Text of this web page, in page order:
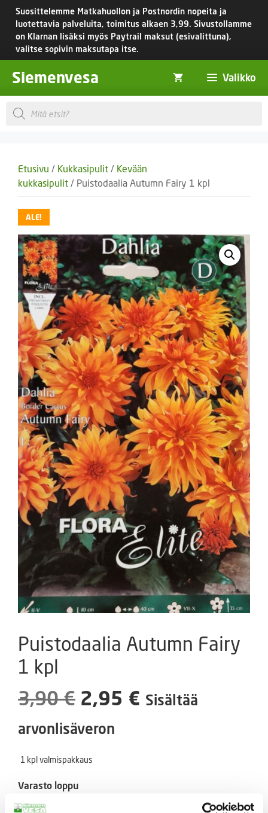
Siirry
sisältöön
Suosittelemme Matkahuollon ja Postnordin nopeita ja
luotettavia palveluita, toimitus alkaen 3,99. Sivustollamme
on Klarnan lisäksi myös Paytrail maksut (esivalittuna),
valitse sopivin maksutapa itse.
Siemenvesa Valikko
Products
search
Etusivu / Kukkasipulit / Kevään
kukkasipulit / Puistodaalia Autumn Fairy 1 kpl
ALE!
Puistodaalia Autumn Fairy
1 kpl
3,90€ Alkuperäinen
hinta
oli:
2,95 € Nykyinen
Sisältää
arvonlisäveron
1 kpl valmispakkaus
Varasto loppu